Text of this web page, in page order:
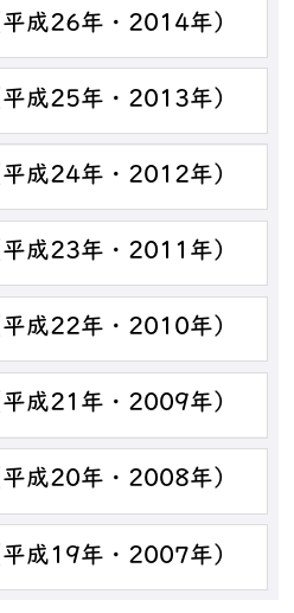
成26年・2014年）
成25年・2013年）
成24年・2012年）
成23年・2011年）
成22年・2010年）
成21年・2009年）
成20年・2008年）
成19年・2007年）